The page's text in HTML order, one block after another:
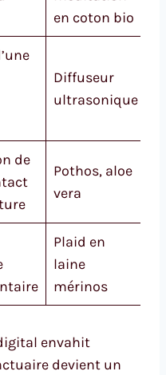
en coton bio
Diffuseur
ultrasonique
de
Pothos, aloe
vera
Plaid en
laine
mérinos
envahit
devient un